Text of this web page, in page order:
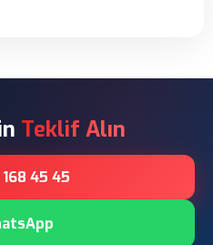
Teklif Alın
45 45